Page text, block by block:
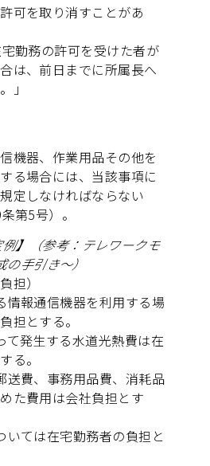
可を取り消すことがあ
勤務の許可を受けた者が
は、前日までに所属長へ
」
機器、作業用品その他を
る場合には、当該事項に
定しなければならない
第5号）。
】（参考：テレワークモ
の手引き～）
担）
報通信機器を利用する場
担とする。
発生する水道光熱費は在
る。
費、事務用品費、消耗品
た費用は会社負担とす
ては在宅勤務者の負担と